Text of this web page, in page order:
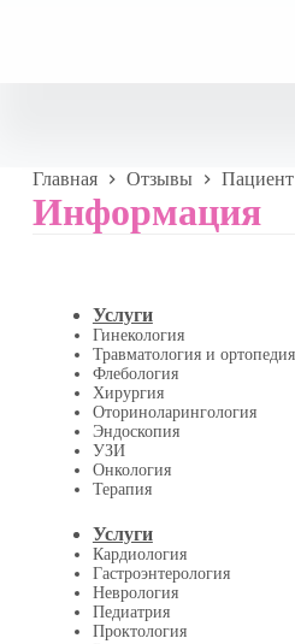
Главная Отзывы
Информация
Услуги
Гинекология
Травматология и ортопедия
Флебология
Хирургия
Оториноларингология
Эндоскопия
УЗИ
Онкология
Терапия
Услуги
Кардиология
Гастроэнтерология
Неврология
Педиатрия
Проктология